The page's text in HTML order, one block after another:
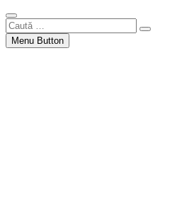
Caută
…Menu Button